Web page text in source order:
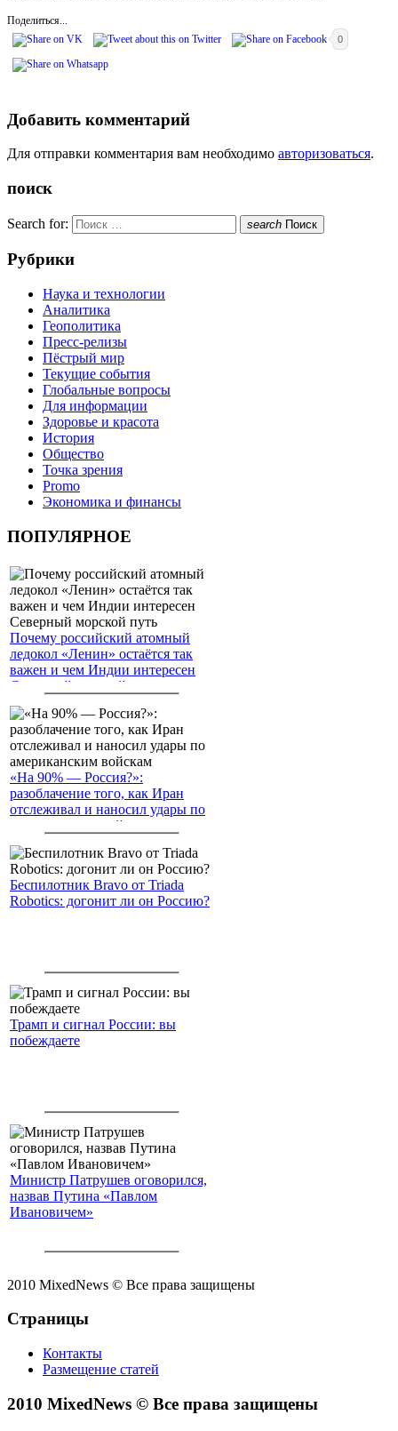
Поделиться...
0
Добавить комментарий
Для отправки комментария вам необходимо авторизоваться.
поиск
Search for: search Поиск
Рубрики
Наука и технологии
Аналитика
Геополитика
Пресс-релизы
Пёстрый мир
Текущие события
Глобальные вопросы
Для информации
Здоровье и красота
История
Общество
Точка зрения
Promo
Экономика и финансы
ПОПУЛЯРНОЕ
Почему российский атомный
ледокол «Ленин» остаётся так
важен и чем Индии интересен
Северный морской путь
«На 90% — Россия?»:
разоблачение того, как Иран
отслеживал и наносил удары по
американским войскам
Беспилотник Bravo от Triada
Robotics: догонит ли он Россию?
Трамп и сигнал России: вы
побеждаете
Министр Патрушев оговорился,
назвав Путина «Павлом
Ивановичем»
2010 MixedNews © Все права защищены
Страницы
Контакты
Размещение статей
2010 MixedNews © Все права защищены